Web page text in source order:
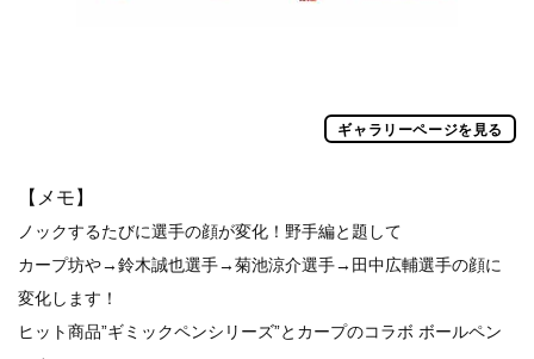
ギャラリーページを見る
【メモ】
ノックするたびに選手の顔が変化！野手編と題して
カープ坊や→鈴木誠也選手→菊池涼介選手→田中広輔選手の顔に
変化します！
ヒット商品”ギミックペンシリーズ”とカープのコラボ ボールペン